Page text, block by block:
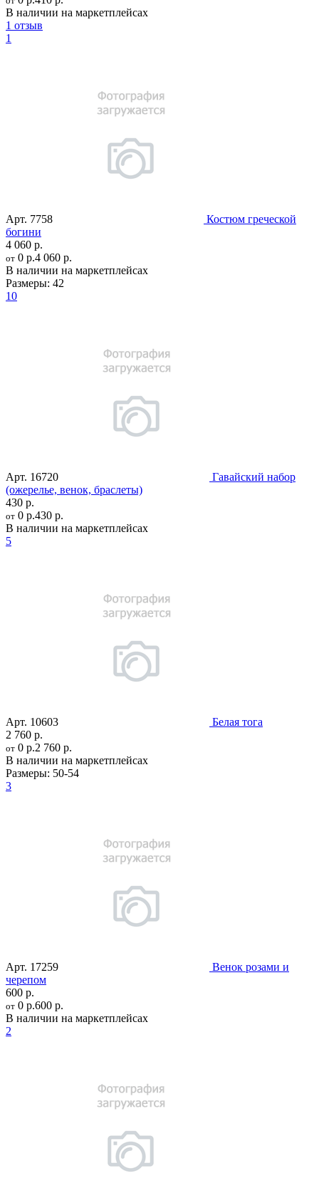
В наличии на маркетплейсах
1 отзыв
1
Арт. 7758
Костюм греческой
богини
4 060 р.
от 0 р.4 060 р.
В наличии на маркетплейсах
Размеры: 42
10
Арт. 16720
Гавайский набор
(ожерелье, венок, браслеты)
430 р.
от 0 р.430 р.
В наличии на маркетплейсах
5
Арт. 10603
Белая тога
2 760 р.
от 0 р.2 760 р.
В наличии на маркетплейсах
Размеры: 50-54
3
Арт. 17259
Венок розами и
черепом
600 р.
от 0 р.600 р.
В наличии на маркетплейсах
2